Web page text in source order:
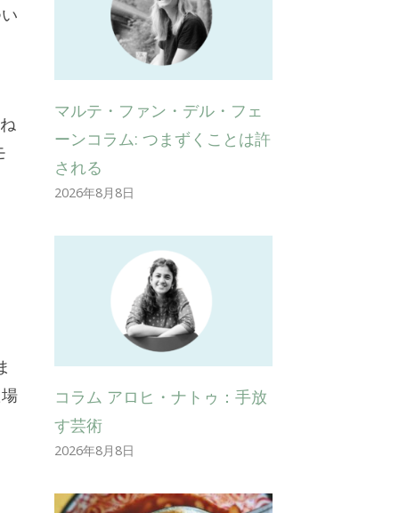
マルテ・ファン・デル・フェ
ーンコラム: つまずくことは許
される
2026年8月8日
コラム アロヒ・ナトゥ：手放
す芸術
2026年8月8日